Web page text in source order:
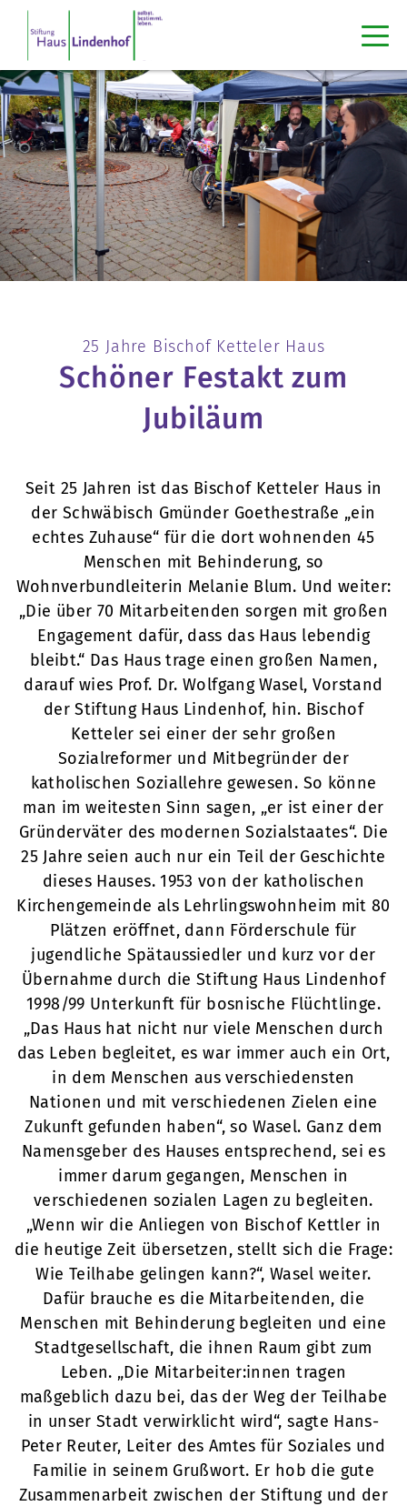
25 Jahre Bischof Ketteler Haus
Schöner Festakt zum
Jubiläum
Seit 25 Jahren ist das Bischof Ketteler Haus in
der Schwäbisch Gmünder Goethestraße „ein
echtes Zuhause“ für die dort wohnenden 45
Menschen mit Behinderung, so
Wohnverbundleiterin Melanie Blum. Und weiter:
„Die über 70 Mitarbeitenden sorgen mit großen
Engagement dafür, dass das Haus lebendig
bleibt.“ Das Haus trage einen großen Namen,
darauf wies Prof. Dr. Wolfgang Wasel, Vorstand
der Stiftung Haus Lindenhof, hin. Bischof
Ketteler sei einer der sehr großen
Sozialreformer und Mitbegründer der
katholischen Soziallehre gewesen. So könne
man im weitesten Sinn sagen, „er ist einer der
Gründerväter des modernen Sozialstaates“. Die
25 Jahre seien auch nur ein Teil der Geschichte
dieses Hauses. 1953 von der katholischen
Kirchengemeinde als Lehrlingswohnheim mit 80
Plätzen eröffnet, dann Förderschule für
jugendliche Spätaussiedler und kurz vor der
Übernahme durch die Stiftung Haus Lindenhof
1998/99 Unterkunft für bosnische Flüchtlinge.
„Das Haus hat nicht nur viele Menschen durch
das Leben begleitet, es war immer auch ein Ort,
in dem Menschen aus verschiedensten
Nationen und mit verschiedenen Zielen eine
Zukunft gefunden haben“, so Wasel. Ganz dem
Namensgeber des Hauses entsprechend, sei es
immer darum gegangen, Menschen in
verschiedenen sozialen Lagen zu begleiten.
„Wenn wir die Anliegen von Bischof Kettler in
die heutige Zeit übersetzen, stellt sich die Frage:
Wie Teilhabe gelingen kann?“, Wasel weiter.
Dafür brauche es die Mitarbeitenden, die
Menschen mit Behinderung begleiten und eine
Stadtgesellschaft, die ihnen Raum gibt zum
Leben. „Die Mitarbeiter:innen tragen
maßgeblich dazu bei, das der Weg der Teilhabe
in unser Stadt verwirklicht wird“, sagte Hans-
Peter Reuter, Leiter des Amtes für Soziales und
Familie in seinem Grußwort. Er hob die gute
Zusammenarbeit zwischen der Stiftung und der